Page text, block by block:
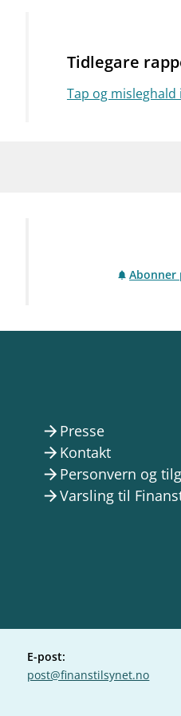
Tidlegare
Tap og misleghald
Abonner
arrow_forward Presse
arrow_forward Kontakt
arrow_forward Personvern og
arrow_forwardVarsling til
E-post:
post@finanstilsynet.no